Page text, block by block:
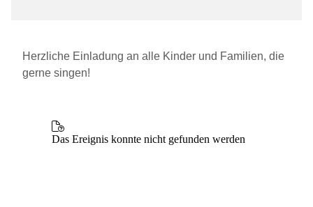
Herzliche Einladung an alle Kinder und Familien, die
gerne singen!